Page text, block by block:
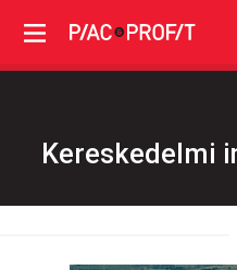
Kereskedelmi